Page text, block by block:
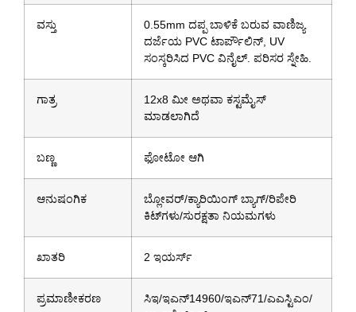
ವಸ್ತು
0.55mm ದಪ್ಪ ಬಾಳಿಕೆ ಬರುವ ವಾಣಿಜ್ಯ
ದರ್ಜೆಯ PVC ಟಾರ್ಪೌಲಿನ್, UV
ಸಂಸ್ಕರಿಸಿದ PVC ವಿನೈಲ್. ಪರಿಸರ ಸ್ನೇಹಿ.
ಗಾತ್ರ
12x8 ಮೀ ಅಥವಾ ಕಸ್ಟಮೈಸ್
ಮಾಡಲಾಗಿದೆ
ಬಣ್ಣ ಫೋಟೋ ಆಗಿ
ಆನುಷಂಗಿಕ
ಬ್ಲೋವರ್/ಕ್ಯಾರಿಯಿಂಗ್ ಬ್ಯಾಗ್/ರಿಪೇರಿ
ಕಿಟ್‌ಗಳು/ಸುರಕ್ಷತಾ ನಿಯಮಗಳು
ಖಾತರಿ 2 ಇಯರ್ಸ್
ಪ್ರಮಾಣೀಕರಣ
ಸಿಇ/ಇಎನ್14960/ಇಎನ್71/ಎಎಸ್ಟಿಎಂ/